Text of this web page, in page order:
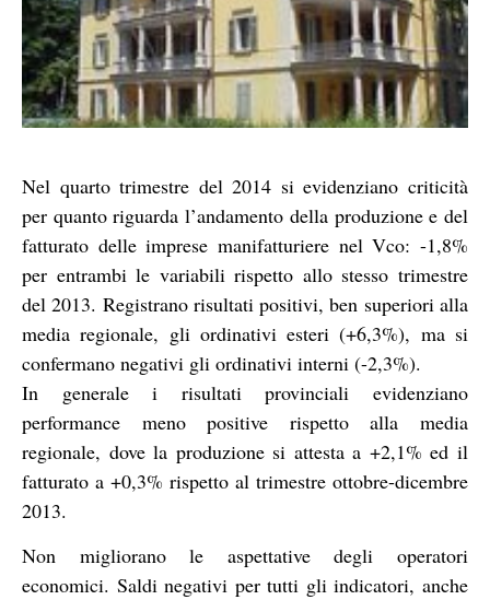
Nel quarto trimestre del 2014 si evidenziano criticità
per quanto riguarda l’andamento della produzione e del
fatturato delle imprese manifatturiere nel Vco: -1,8%
per entrambi le variabili rispetto allo stesso trimestre
del 2013. Registrano risultati positivi, ben superiori alla
media regionale, gli ordinativi esteri (+6,3%), ma si
confermano negativi gli ordinativi interni (-2,3%).
In generale i risultati provinciali evidenziano
performance meno positive rispetto alla media
regionale, dove la produzione si attesta a +2,1% ed il
fatturato a +0,3% rispetto al trimestre ottobre-dicembre
2013.
Non migliorano le aspettative degli operatori
economici. Saldi negativi per tutti gli indicatori, anche